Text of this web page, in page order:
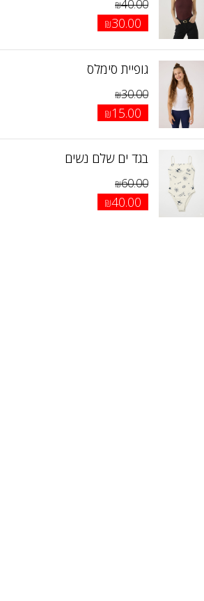
₪40.00
₪30.00
גופיית סימלס
₪30.00
₪15.00
בגד ים שלם נשים
₪60.00
₪40.00